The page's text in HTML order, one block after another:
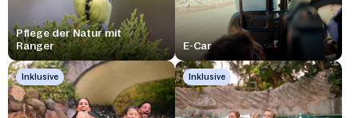
Pflege der Natur mit
Ranger
E-Car
Inklusive Inklusive